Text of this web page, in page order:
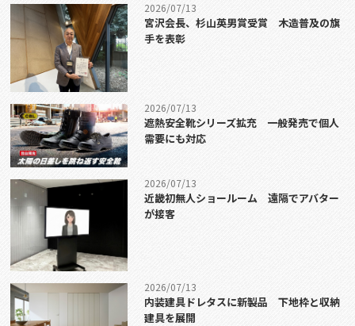
2026/07/13
宮沢会長、杉山英男賞受賞 木造普及の旗
手を表彰
2026/07/13
遮熱安全靴シリーズ拡充 一般発売で個人
需要にも対応
2026/07/13
近畿初無人ショールーム 遠隔でアバター
が接客
2026/07/13
内装建具ドレタスに新製品 下地枠と収納
建具を展開